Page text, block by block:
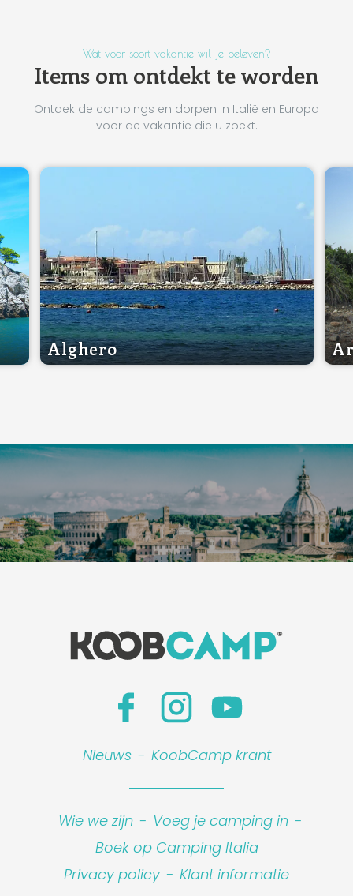
Wat voor soort vakantie wil je beleven?
Items om ontdekt te worden
Ontdek de campings en dorpen in Italië en Europa
voor de vakantie die u zoekt.
Alghero
Nieuws - KoobCamp krant
Wie we zijn - Voeg je camping in -
Boek op Camping Italia
Privacy policy - Klant informatie